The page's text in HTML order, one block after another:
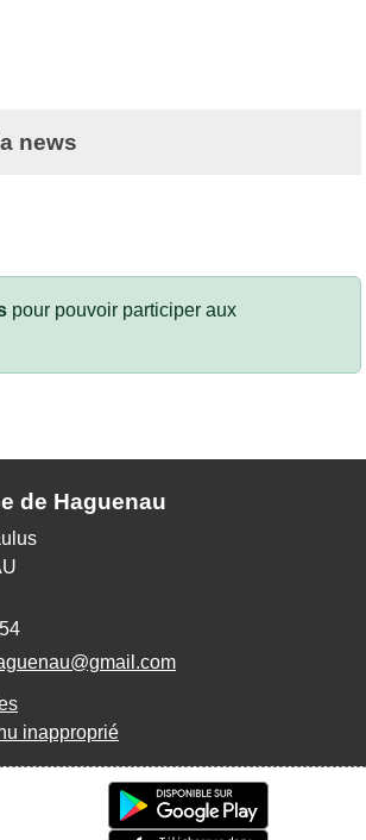
news
pour pouvoir participer aux
de Haguenau
inapproprié